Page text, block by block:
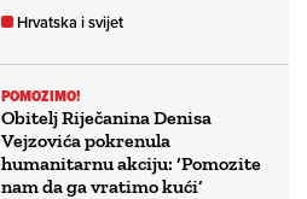
Hrvatska i svijet
POMOZIMO!
Obitelj Riječanina Denisa
Vejzovića pokrenula
humanitarnu akciju: ‘Pomozite
nam da ga vratimo kući’